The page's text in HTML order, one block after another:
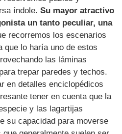
índole.Su mayor atractivo
un tanto peculiar, una
recorremos los escenarios
que lo haría uno de estos
las láminas
trepar paredes y techos.
en detalles enciclopédicos
tener en cuenta que la
y las lagartijas
su capacidad para moverse